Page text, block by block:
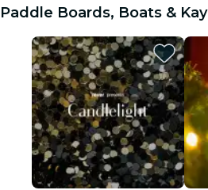
Paddle Boards, Boats &